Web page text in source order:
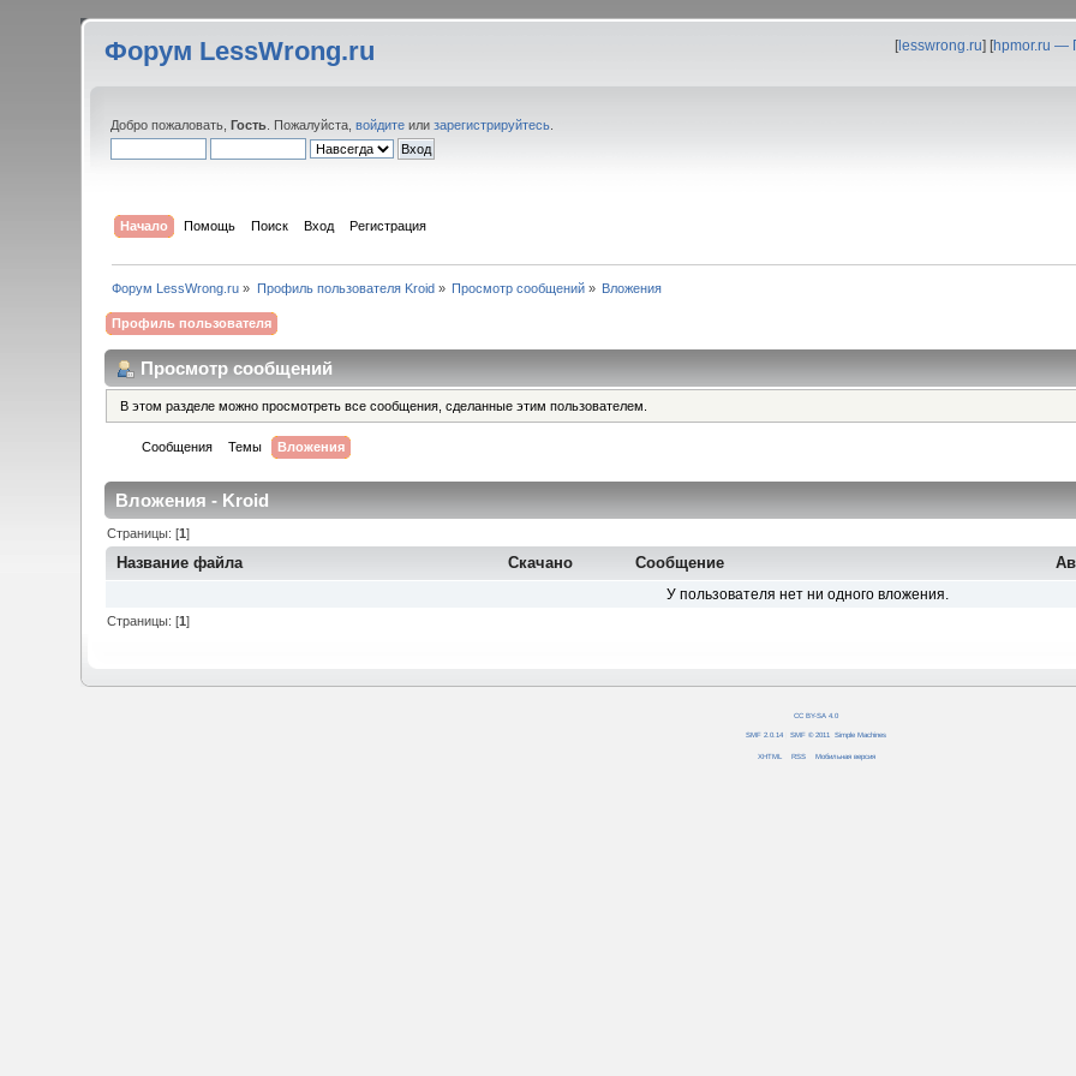
Форум LessWrong.ru [lesswrong.ru] [hpmor.ru
Добро пожаловать,Гость . Пожалуйста,войдите илизарегистрируйтесь
Начало Помощь Поиск Вход Регистрация
Форум LessWrong.ru » Профиль пользователя Kroid» Просмотр сообщений » Вложения
Профиль пользователя
Просмотр сообщений
В этом разделе можно просмотреть все сообщения, сделанные этим пользователем.
Сообщения Темы Вложения
Вложения - Kroid
Страницы: [1]
Название файла Скачано Сообщение
У пользователя нет ни одного вложения.
Страницы: [1]
CC BY-SA 4.0
SMF 2.0.14 SMF © 2011 Simple Machines
XHTML RSS Мобильная версия